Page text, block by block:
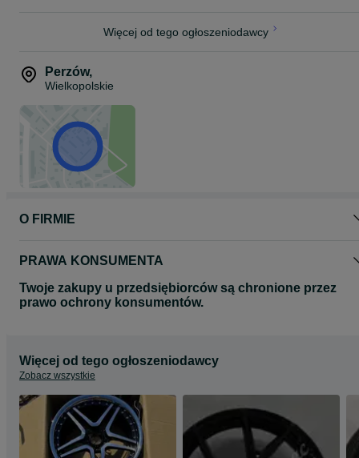
625.K / NH
Cena podana w ogłoszeniu jest ceną brutto z VAT 23% oraz
kompletu czterech felg.
Proszę o kontakt telefoniczny lub za pomocą formularza olx
odnośnie wyboru oraz dostępności felg do Państwa samochodu.
Zapraszamy do zapoznania się z całą naszą ofertą felg na naszej
stronie www.dawmac.eu
Więcej od tego ogłoszeniodawcy
Perzów,
Wielkopolskie
O FIRMIE
PRAWA KONSUMENTA
Twoje zakupy u przedsiębiorców są chronione przez
prawo ochrony konsumentów.
Więcej od tego ogłoszeniodawcy
Zobacz wszystkie